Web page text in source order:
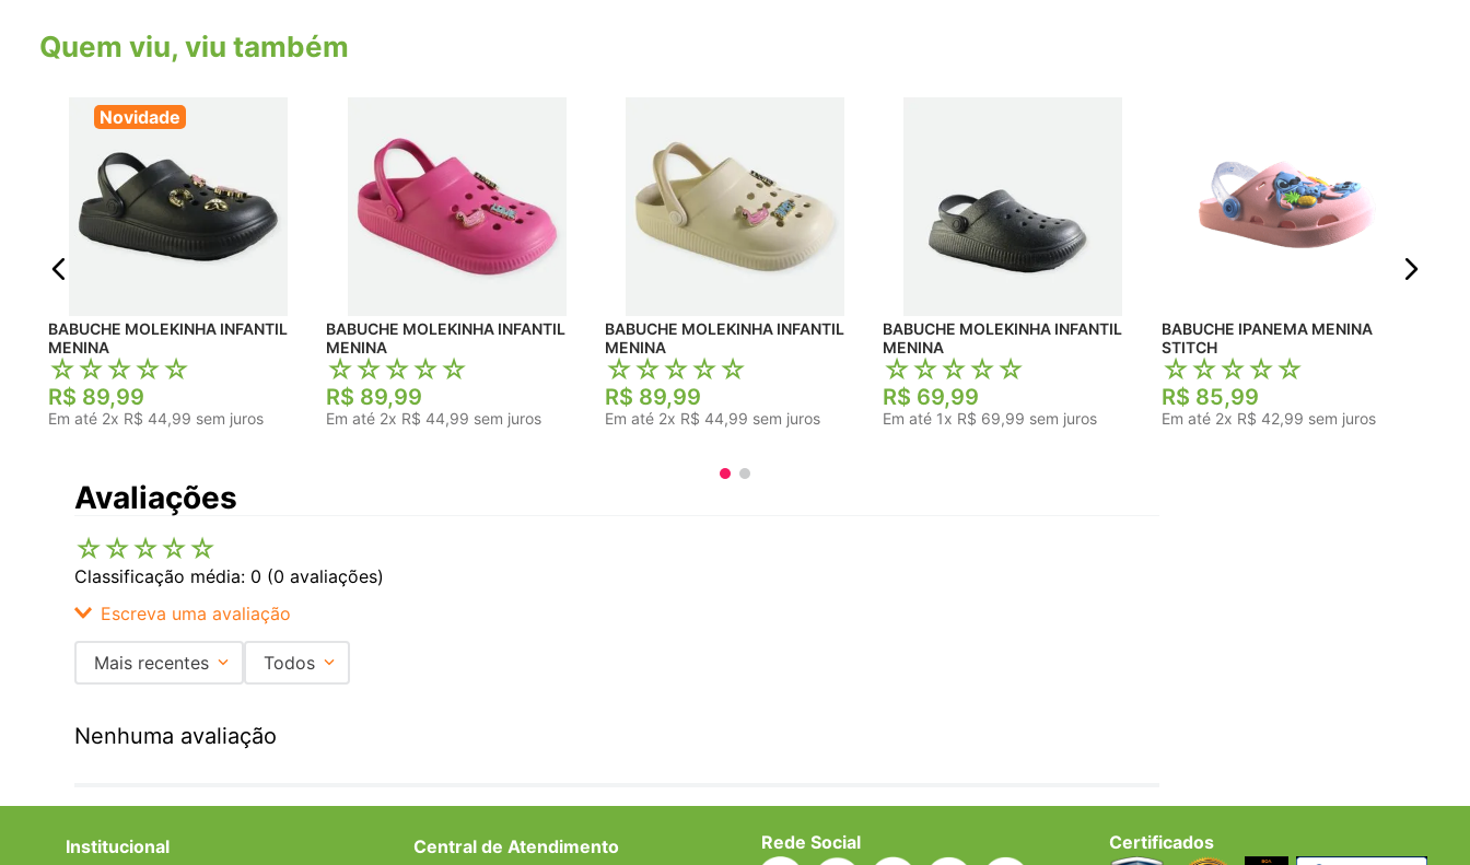
Quem viu, viu também
Novidade
BABUCHE MOLEKINHA INFANTIL
MENINA
☆☆☆☆☆
R$ 89,99
Em até 2x R$ 44,99 sem juros
BABUCHE MOLEKINHA INFANTIL
MENINA
☆☆☆☆☆
R$ 89,99
Em até 2x R$ 44,99 sem juros
BABUCHE MOLEKINHA INFANTIL
MENINA
☆☆☆☆☆
R$ 89,99
Em até 2x R$ 44,99 sem juros
BABUCHE MOLEKINHA INFANTIL
MENINA
☆☆☆☆☆
R$ 69,99
Em até 1x R$ 69,99 sem juros
BABUCHE IPANEMA MENINA
STITCH
☆☆☆☆☆
R$ 85,99
Em até 2x R$ 42,99 sem juros
Avaliações
☆☆☆☆☆
Classificação média: 0 (0 avaliações)
Escreva uma avaliação
Título
Avalie o produto de 1 a 5 estrelas
Mais recentes Todos
Nenhuma avaliação
Institucional Central de Atendimento Rede Social Certificados